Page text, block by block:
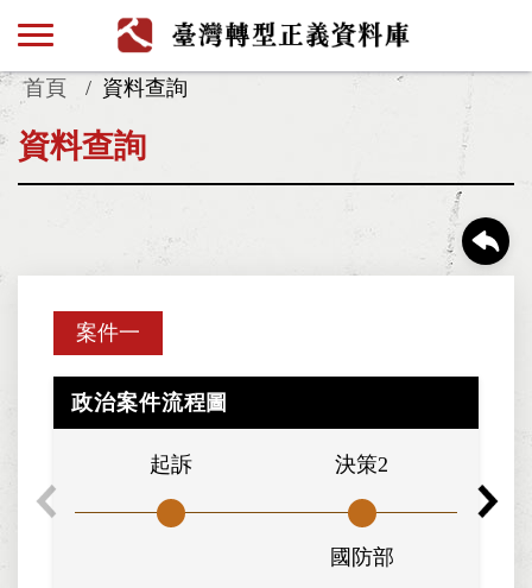
首頁 資料查詢
資料查詢
案件一
政治案件流程圖
起訴 決策2
國防部